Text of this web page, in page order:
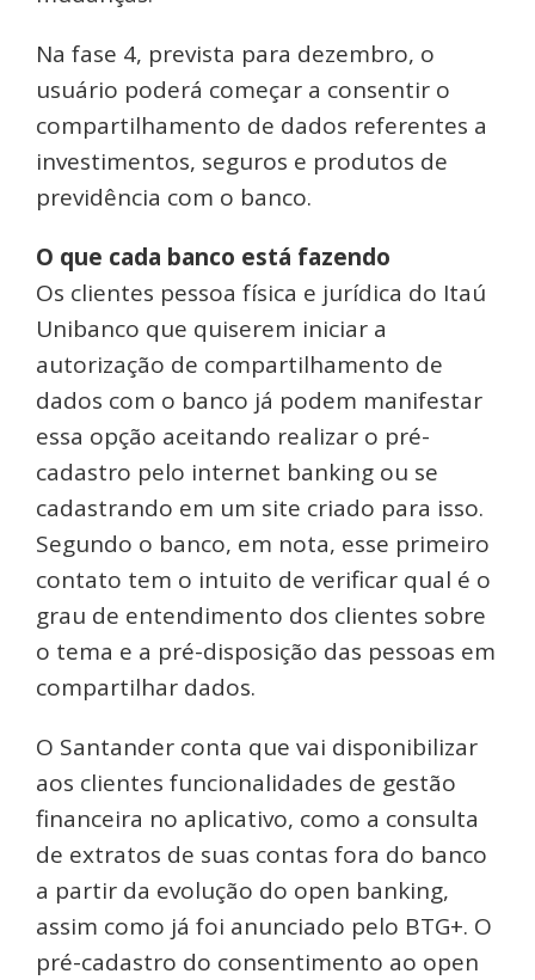
Na fase 4, prevista para dezembro, o
usuário poderá começar a consentir o
compartilhamento de dados referentes a
investimentos, seguros e produtos de
previdência com o banco.
O que cada banco está fazendo
Os clientes pessoa física e jurídica do Itaú
Unibanco que quiserem iniciar a
autorização de compartilhamento de
dados com o banco já podem manifestar
essa opção aceitando realizar o pré-
cadastro pelo internet banking ou se
cadastrando em um site criado para isso.
Segundo o banco, em nota, esse primeiro
contato tem o intuito de verificar qual é o
grau de entendimento dos clientes sobre
o tema e a pré-disposição das pessoas em
compartilhar dados.
O Santander conta que vai disponibilizar
aos clientes funcionalidades de gestão
financeira no aplicativo, como a consulta
de extratos de suas contas fora do banco
a partir da evolução do open banking,
assim como já foi anunciado pelo BTG+. O
pré-cadastro do consentimento ao open